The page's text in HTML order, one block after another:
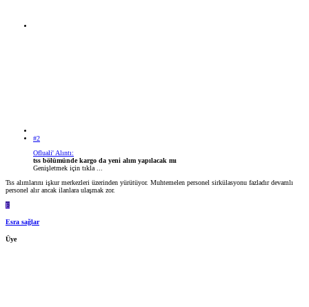
#2
Ofluali' Alıntı:
tss bölümünde kargo da yeni alım yapılacak mı
Genişletmek için tıkla ...
Tss alımlarını işkur merkezleri üzerinden yürütüyor. Muhtemelen personel sirkülasyonu fazladır devamlı
personel alır ancak ilanlara ulaşmak zor.
E
Esra sağlar
Üye